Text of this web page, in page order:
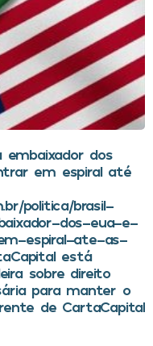
embaixador dos
em espiral até
politica/brasil-
dos-eua-e-
espiral-ate-as-
está
sobre direito
para manter o
de CartaCapital